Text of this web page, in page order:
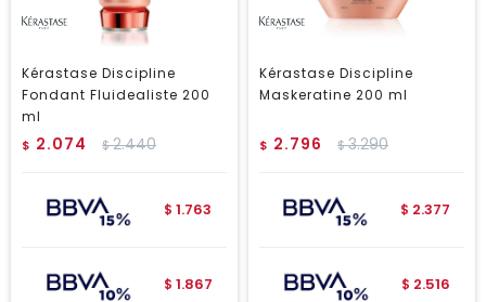
Kérastase Discipline
Fondant Fluidealiste 200
ml
$ 2.074 $2.440
$ 1.763
$ 1.867
Kérastase Discipline
Maskeratine 200 ml
$ 2.796 $3.290
$ 2.377
$ 2.516